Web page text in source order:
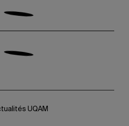
UQAM